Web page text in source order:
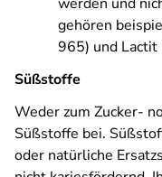
gehören
965) und Lactit
Süßstoffe
Weder zum Zucker-
Süßstoffe bei.
oder natürliche